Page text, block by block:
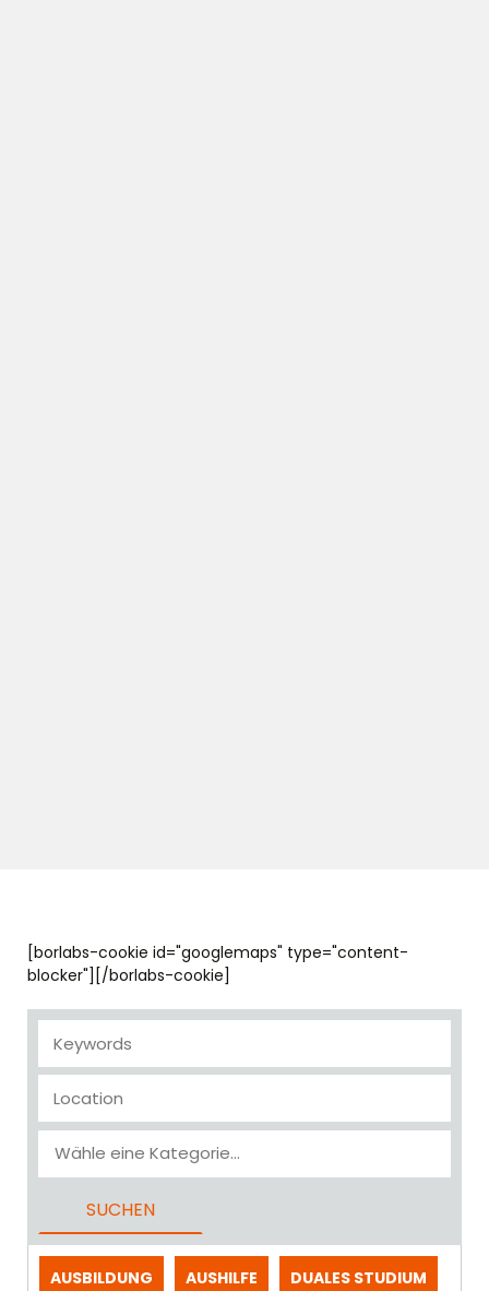
[borlabs-cookie id="googlemaps" type="content-
blocker"][/borlabs-cookie]
AUSBILDUNG AUSHILFE DUALES STUDIUM